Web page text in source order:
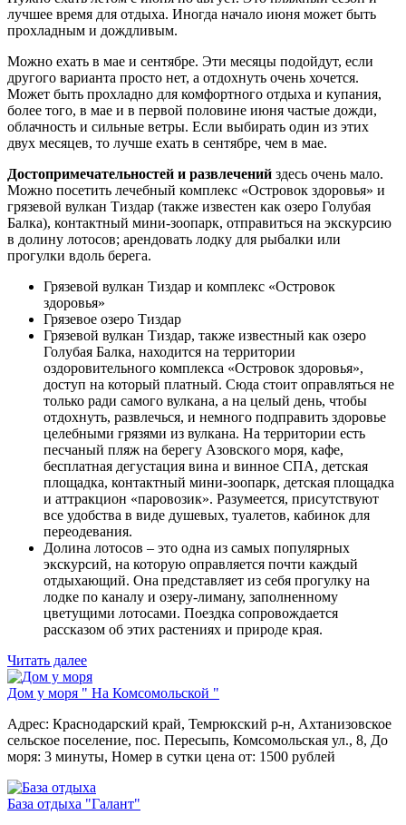
лучшее время для отдыха. Иногда начало июня может быть
прохладным и дождливым.
Можно ехать в мае и сентябре. Эти месяцы подойдут, если
другого варианта просто нет, а отдохнуть очень хочется.
Может быть прохладно для комфортного отдыха и купания,
более того, в мае и в первой половине июня частые дожди,
облачность и сильные ветры. Если выбирать один из этих
двух месяцев, то лучше ехать в сентябре, чем в мае.
Достопримечательностей и развлечений здесь очень мало.
Можно посетить лечебный комплекс «Островок здоровья» и
грязевой вулкан Тиздар (также известен как озеро Голубая
Балка), контактный мини-зоопарк, отправиться на экскурсию
в долину лотосов; арендовать лодку для рыбалки или
прогулки вдоль берега.
Грязевой вулкан Тиздар и комплекс «Островок
здоровья»
Грязевое озеро Тиздар
Грязевой вулкан Тиздар, также известный как озеро
Голубая Балка, находится на территории
оздоровительного комплекса «Островок здоровья»,
доступ на который платный. Сюда стоит оправляться не
только ради самого вулкана, а на целый день, чтобы
отдохнуть, развлечься, и немного подправить здоровье
целебными грязями из вулкана. На территории есть
песчаный пляж на берегу Азовского моря, кафе,
бесплатная дегустация вина и винное СПА, детская
площадка, контактный мини-зоопарк, детская площадка
и аттракцион «паровозик». Разумеется, присутствуют
все удобства в виде душевых, туалетов, кабинок для
переодевания.
Долина лотосов – это одна из самых популярных
экскурсий, на которую оправляется почти каждый
отдыхающий. Она представляет из себя прогулку на
лодке по каналу и озеру-лиману, заполненному
цветущими лотосами. Поездка сопровождается
рассказом об этих растениях и природе края.
Читать далее
Дом у моря " На Комсомольской "
Адрес: Краснодарский край, Темрюкский р-н, Ахтанизовское
сельское поселение, пос. Пересыпь, Комсомольская ул., 8, До
моря: 3 минуты, Номер в сутки цена от: 1500 рублей
База отдыха "Галант"